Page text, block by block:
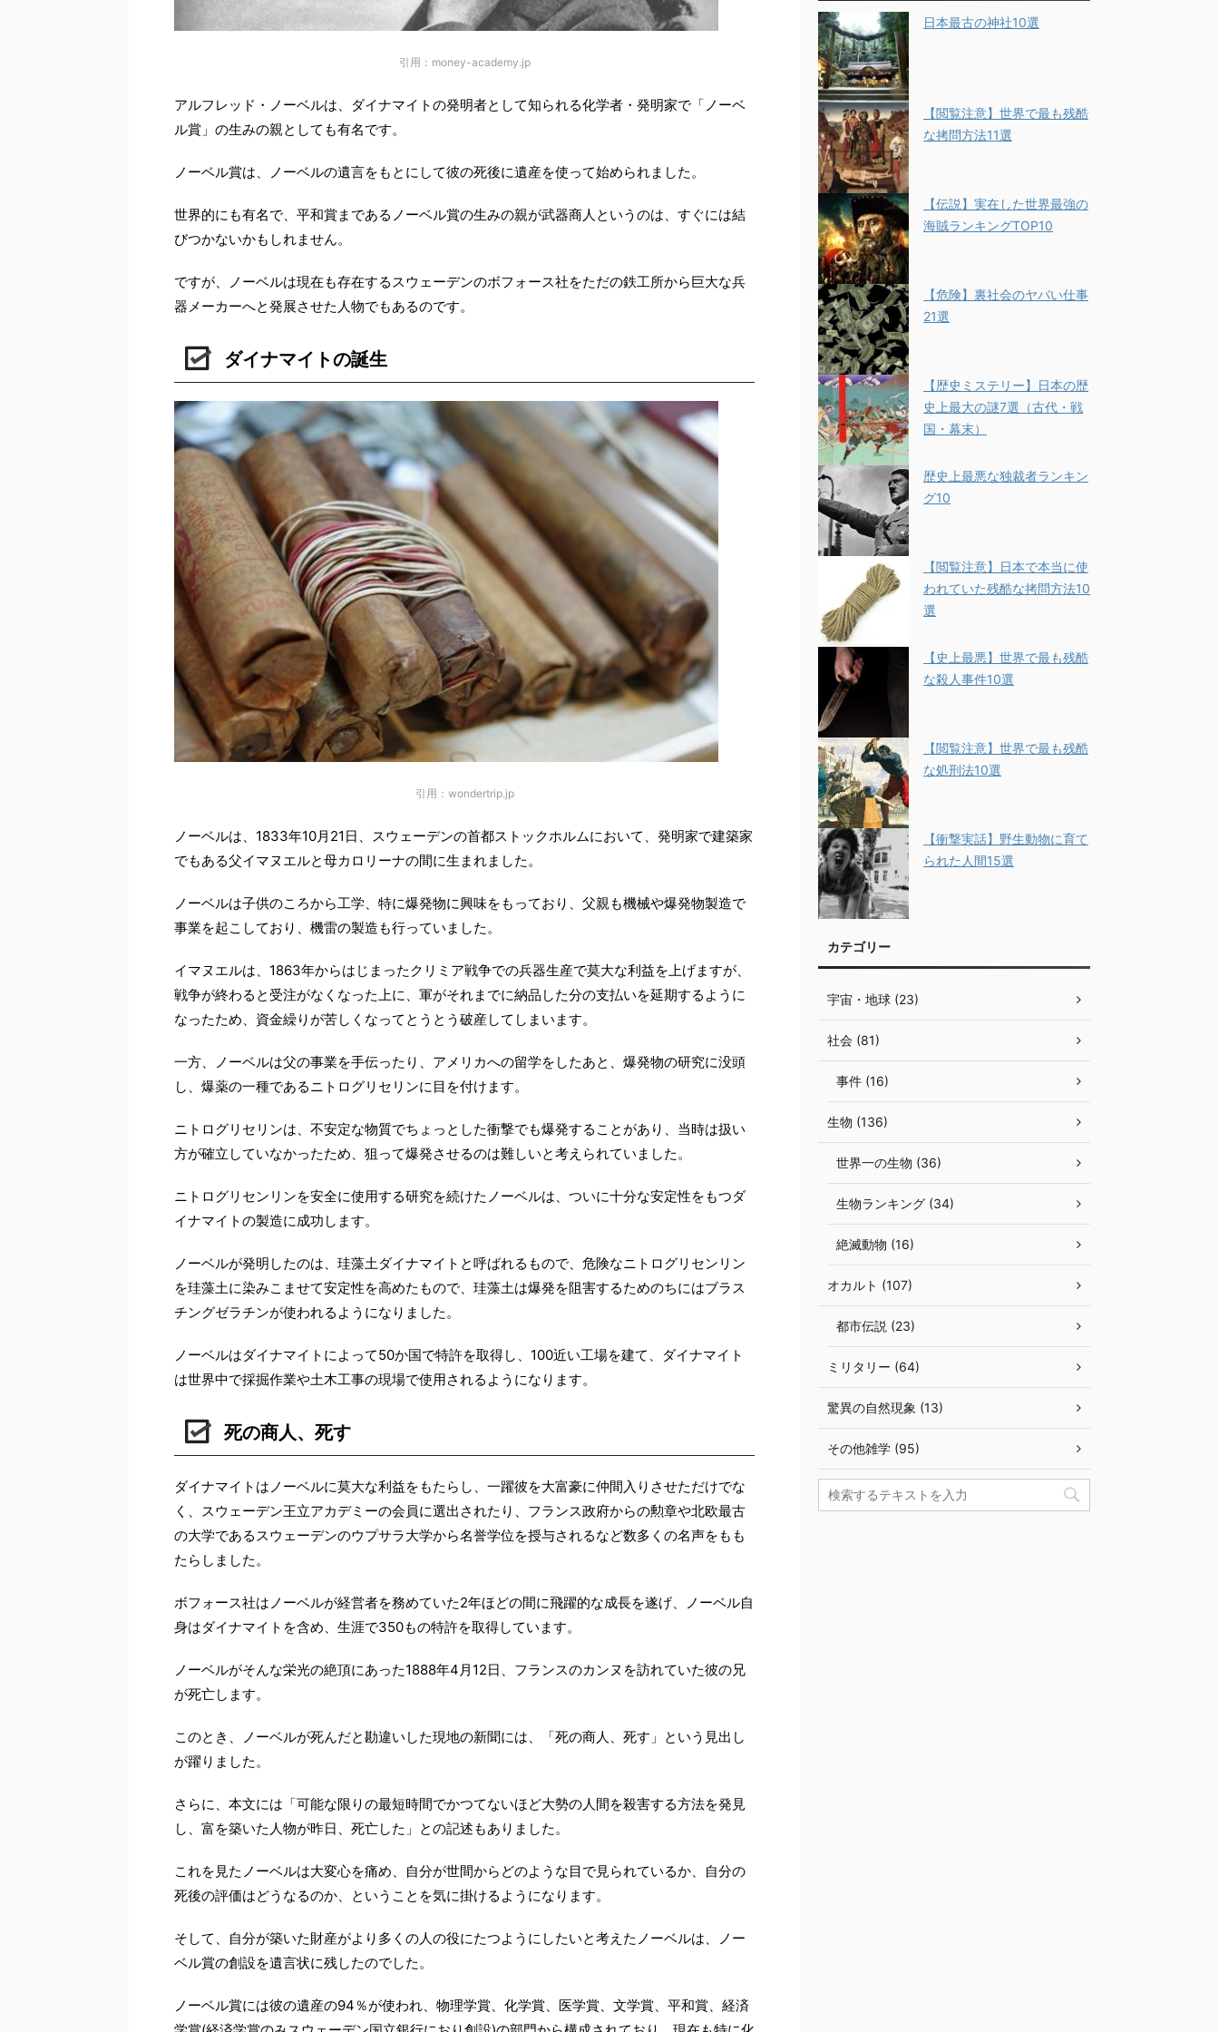
引用：money-academy.jp
アルフレッド・ノーベルは、ダイナマイトの発明者として知られる化学者・発明家で「ノーベ
ル賞」の生みの親としても有名です。
ノーベル賞は、ノーベルの遺言をもとにして彼の死後に遺産を使って始められました。
世界的にも有名で、平和賞まであるノーベル賞の生みの親が武器商人というのは、すぐには結
びつかないかもしれません。
ですが、ノーベルは現在も存在するスウェーデンのボフォース社をただの鉄工所から巨大な兵
器メーカーへと発展させた人物でもあるのです。
ダイナマイトの誕生
引用：wondertrip.jp
ノーベルは、1833年10月21日、スウェーデンの首都ストックホルムにおいて、発明家で建築家
でもある父イマヌエルと母カロリーナの間に生まれました。
ノーベルは子供のころから工学、特に爆発物に興味をもっており、父親も機械や爆発物製造で
事業を起こしており、機雷の製造も行っていました。
イマヌエルは、1863年からはじまったクリミア戦争での兵器生産で莫大な利益を上げますが、
戦争が終わると受注がなくなった上に、軍がそれまでに納品した分の支払いを延期するように
なったため、資金繰りが苦しくなってとうとう破産してしまいます。
一方、ノーベルは父の事業を手伝ったり、アメリカへの留学をしたあと、爆発物の研究に没頭
し、爆薬の一種であるニトログリセリンに目を付けます。
ニトログリセリンは、不安定な物質でちょっとした衝撃でも爆発することがあり、当時は扱い
方が確立していなかったため、狙って爆発させるのは難しいと考えられていました。
ニトログリセンリンを安全に使用する研究を続けたノーベルは、ついに十分な安定性をもつダ
イナマイトの製造に成功します。
ノーベルが発明したのは、珪藻土ダイナマイトと呼ばれるもので、危険なニトログリセンリン
を珪藻土に染みこませて安定性を高めたもので、珪藻土は爆発を阻害するためのちにはブラス
チングゼラチンが使われるようになりました。
ノーベルはダイナマイトによって50か国で特許を取得し、100近い工場を建て、ダイナマイト
は世界中で採掘作業や土木工事の現場で使用されるようになります。
死の商人、死す
ダイナマイトはノーベルに莫大な利益をもたらし、一躍彼を大富豪に仲間入りさせただけでな
く、スウェーデン王立アカデミーの会員に選出されたり、フランス政府からの勲章や北欧最古
の大学であるスウェーデンのウプサラ大学から名誉学位を授与されるなど数多くの名声をもも
たらしました。
ボフォース社はノーベルが経営者を務めていた2年ほどの間に飛躍的な成長を遂げ、ノーベル自
身はダイナマイトを含め、生涯で350もの特許を取得しています。
ノーベルがそんな栄光の絶頂にあった1888年4月12日、フランスのカンヌを訪れていた彼の兄
が死亡します。
このとき、ノーベルが死んだと勘違いした現地の新聞には、「死の商人、死す」という見出し
が躍りました。
さらに、本文には「可能な限りの最短時間でかつてないほど大勢の人間を殺害する方法を発見
し、富を築いた人物が昨日、死亡した」との記述もありました。
これを見たノーベルは大変心を痛め、自分が世間からどのような目で見られているか、自分の
死後の評価はどうなるのか、ということを気に掛けるようになります。
そして、自分が築いた財産がより多くの人の役にたつようにしたいと考えたノーベルは、ノー
ベル賞の創設を遺言状に残したのでした。
ノーベル賞には彼の遺産の94％が使われ、物理学賞、化学賞、医学賞、文学賞、平和賞、経済
日本最古の神社10選
【閲覧注意】世界で最も残酷
な拷問方法11選
【伝説】実在した世界最強の
海賊ランキングTOP10
【危険】裏社会のヤバい仕事
21選
【歴史ミステリー】日本の歴
史上最大の謎7選（古代・戦
国・幕末）
歴史上最悪な独裁者ランキン
グ10
【閲覧注意】日本で本当に使
われていた残酷な拷問方法10
選
【史上最悪】世界で最も残酷
な殺人事件10選
【閲覧注意】世界で最も残酷
な処刑法10選
【衝撃実話】野生動物に育て
られた人間15選
カテゴリー
宇宙・地球 (23)
社会 (81)
事件 (16)
生物 (136)
世界一の生物 (36)
生物ランキング (34)
絶滅動物 (16)
オカルト (107)
都市伝説 (23)
ミリタリー (64)
驚異の自然現象 (13)
その他雑学 (95)